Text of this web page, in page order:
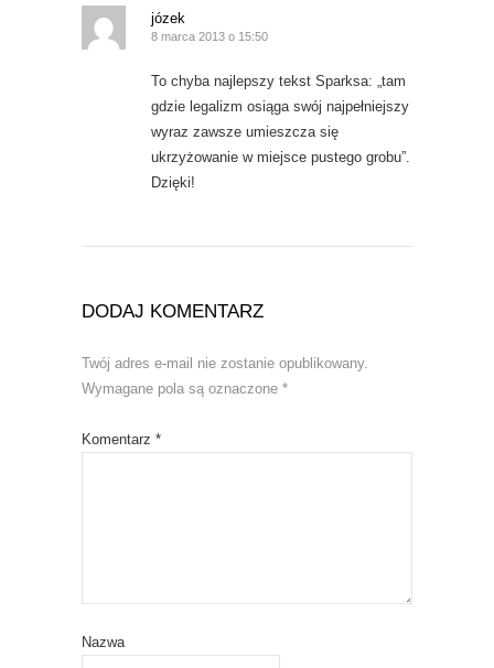
józek
8 marca 2013 o 15:50
To chyba najlepszy tekst Sparksa: „tam
gdzie legalizm osiąga swój najpełniejszy
wyraz zawsze umieszcza się
ukrzyżowanie w miejsce pustego grobu”.
Dzięki!
DODAJ KOMENTARZ
Twój adres e-mail nie zostanie opublikowany.
Wymagane pola są oznaczone *
Komentarz *
Nazwa